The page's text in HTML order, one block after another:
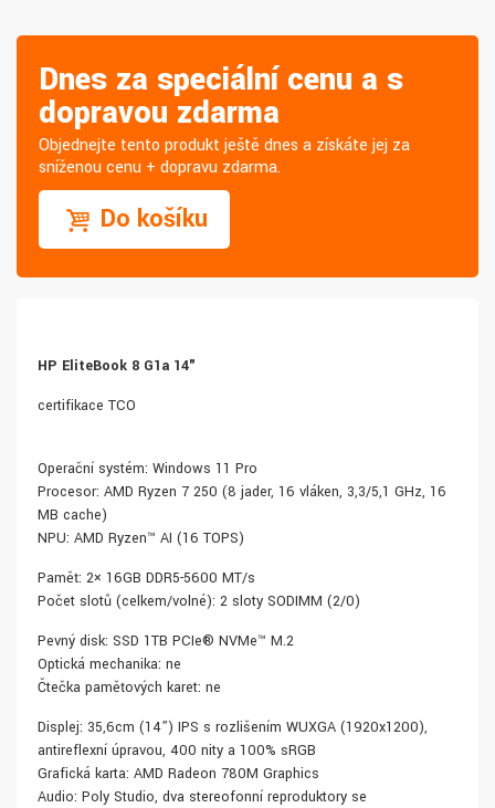
Dnes za speciální cenu a s
dopravou zdarma
Objednejte tento produkt ještě dnes a získáte jej za
sníženou cenu + dopravu zdarma.
Do košíku
HP EliteBook 8 G1a 14"
certifikace TCO
Operační systém: Windows 11 Pro
Procesor: AMD Ryzen 7 250 (8 jader, 16 vláken, 3,3/5,1 GHz, 16
MB cache)
NPU: AMD Ryzen™ AI (16 TOPS)
Paměť: 2× 16GB DDR5-5600 MT/s
Počet slotů (celkem/volné): 2 sloty SODIMM (2/0)
Pevný disk: SSD 1TB PCIe® NVMe™ M.2
Optická mechanika: ne
Čtečka paměťových karet: ne
Displej: 35,6cm (14”) IPS s rozlišením WUXGA (1920x1200),
antireflexní úpravou, 400 nity a 100% sRGB
Grafická karta: AMD Radeon 780M Graphics
Audio: Poly Studio, dva stereofonní reproduktory se